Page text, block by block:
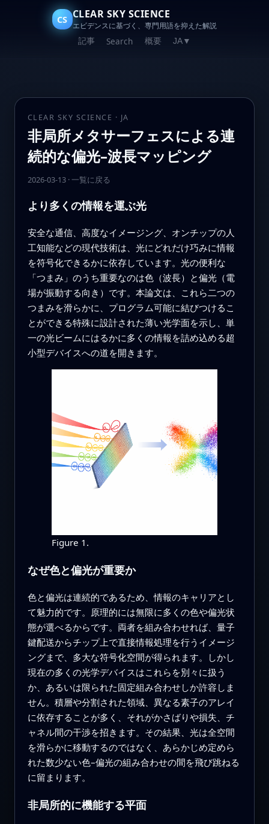
CS CLEAR SKY SCIENCE
エビデンスに基づく、専門用語を抑えた解説
記事 Search 概要 JA▼
CLEAR SKY SCIENCE · JA
非局所メタサーフェスによる連
続的な偏光–波長マッピング
2026-03-13· 一覧に戻る
より多くの情報を運ぶ光
安全な通信、高度なイメージング、オンチップの人
工知能などの現代技術は、光にどれだけ巧みに情報
を符号化できるかに依存しています。光の便利な
「つまみ」のうち重要なのは色（波長）と偏光（電
場が振動する向き）です。本論文は、これら二つの
つまみを滑らかに、プログラム可能に結びつけるこ
とができる特殊に設計された薄い光学面を示し、単
一の光ビームにはるかに多くの情報を詰め込める超
小型デバイスへの道を開きます。
Figure 1.
なぜ色と偏光が重要か
色と偏光は連続的であるため、情報のキャリアとし
て魅力的です。原理的には無限に多くの色や偏光状
態が選べるからです。両者を組み合わせれば、量子
鍵配送からチップ上で直接情報処理を行うイメージ
ングまで、多大な符号化空間が得られます。しかし
現在の多くの光学デバイスはこれらを別々に扱う
か、あるいは限られた固定組み合わせしか許容しま
せん。積層や分割された領域、異なる素子のアレイ
に依存することが多く、それがかさばりや損失、チ
ャネル間の干渉を招きます。その結果、光は全空間
を滑らかに移動するのではなく、あらかじめ定めら
れた数少ない色–偏光の組み合わせの間を飛び跳ねる
に留まります。
非局所的に機能する平面